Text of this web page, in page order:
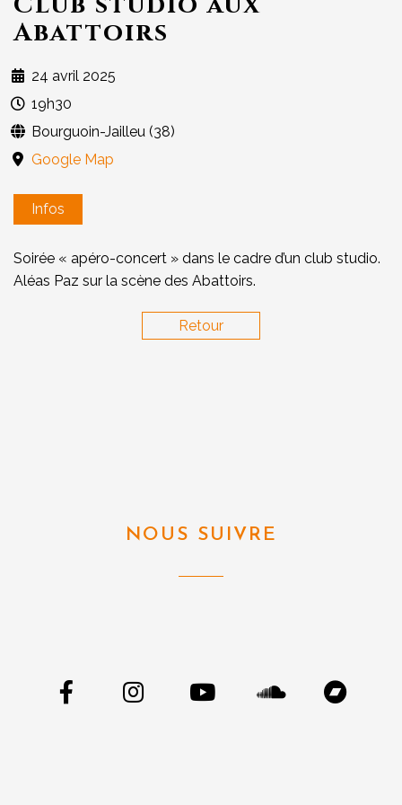
Abattoirs
24 avril 2025
19h30
Bourguoin-Jailleu (38)
Google Map
Infos
Soirée « apéro-concert » dans le cadre d’un club studio.
Aléas Paz sur la scène des Abattoirs.
Retour
NOUS SUIVRE